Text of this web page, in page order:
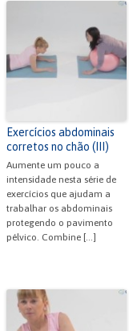
Exercícios abdominais
corretos no chão (III)
Aumente um pouco a
intensidade nesta série de
exercícios que ajudam a
trabalhar os abdominais
protegendo o pavimento
pélvico. Combine […]